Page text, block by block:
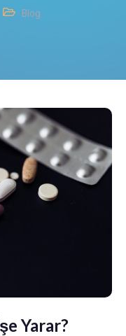
Blog
Yarar?